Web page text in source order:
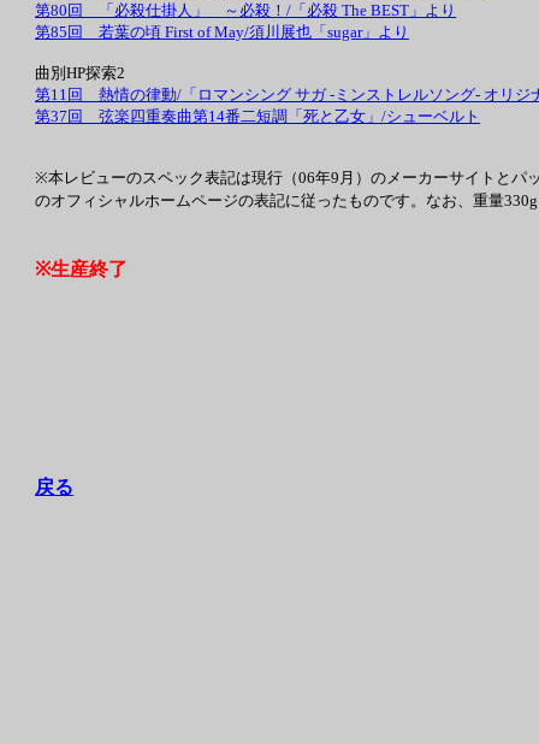
第80回 「必殺仕掛人」 ～必殺！/「必殺 The BEST」より
第85回 若葉の頃 First of May/須川展也「sugar」より
曲別HP探索2
第11回 熱情の律動/「ロマンシング サガ -ミンストレルソング- オリジ
第37回 弦楽四重奏曲第14番二短調「死と乙女」/シューベルト
※本レビューのスペック表記は現行（06年9月）のメーカーサイトと
のオフィシャルホームページの表記に従ったものです。なお、重量
※生産終了
戻る